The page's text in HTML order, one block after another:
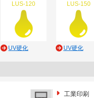
LUS-120
UV硬化
LUS-150
UV硬化
工業印刷